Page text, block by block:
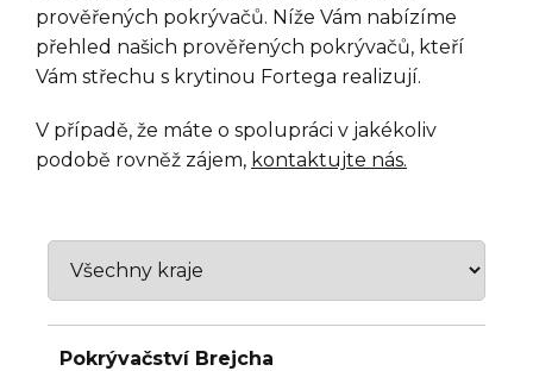
prověřených pokrývačů. Níže Vám nabízíme
přehled našich prověřených pokrývačů, kteří
Vám střechu s krytinou Fortega realizují.
V případě, že máte o spolupráci v jakékoliv
podobě rovněž zájem, kontaktujte nás.
Pokrývačství Brejcha